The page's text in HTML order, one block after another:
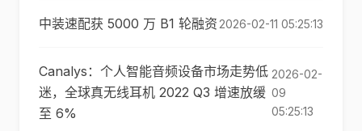
中装速配获 5000 万 B1 轮融资 2026-02-11 05:25:13
Canalys：个人智能音频设备市场走势低
迷，全球真无线耳机 2022 Q3 增速放缓
至 6%
2026-02-
09
05:25:13